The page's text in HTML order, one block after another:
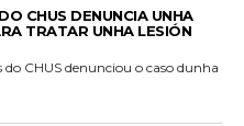
CHUS DENUNCIA UNHA
TRATAR UNHA LESIÓN
do CHUS denunciou o caso dunha